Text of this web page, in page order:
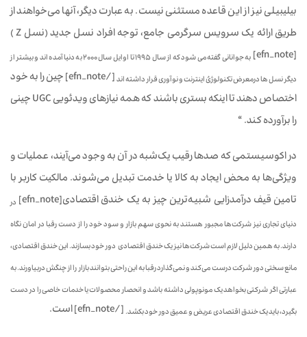
بیلیبیلی نیز از این قاعده مستثنی نیست. به عبارت دیگر، آنها می‌خواهند از
طریق ارائه یک سرویس سرگرمی جامع، توجه افراد نسل جدید (نسل Z )
[efn_note]
به جوانانی گفته می شود که از سال ۱۹۹۵ تا اوایل سال ۲۰۰۰ به دنیا آمده اند و بیشتر از
دیگر نسل ها درمعرض تکنولوژیُ اینترنت و نوآوری قرار داشته اند
[/efn_note] چین را به خود
اختصاص دهند تا اینکه بستری باشند که همه نیازهای ویدئویی UGC چینی
را برآورده کند. “
در اکوسیستمی که صدها رقیب یک‌شبه در آن به وجود می‌آیند، عملیات و
ویژگی‌ها به محض ایجاد به کالا یا خدمت تبدیل می‌شوند. مالکیت کاربر با
تامین قیف درآمدزایی شبیه‌ترین چیز به یک خندق اقتصادی[efn_note]
در
دنیای تجاری نیز شرکت‌ها مجبور هستند به نحوی سهم بازار و سود خود را از دست رقبا در امان نگاه
دارند. به همین دلیل لازم است شرکت‌ها نیز یک خندق اقتصادی دور خود بسازند. این خندق اقتصادی،
مانع سختی دور شرکت درست می‌کند و نمی‌گذارد رقبا به این راحتی بتوانند بازار را از چنگش دربیاورند. به
عبارتی اگر شرکتی بخواهد یک مونوپولی داشته باشد و انحصار محصولات یا خدمات خاصی را در دست
بگیرد، باید یک خندق اقتصادی عریض و عمیق دور خود بکشد. [/efn_note] است.